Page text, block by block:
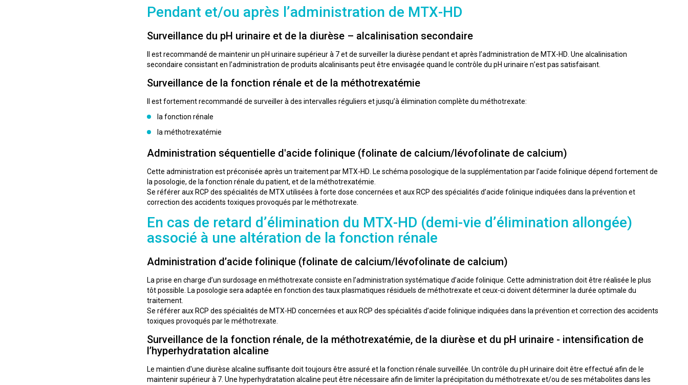
Pendant et/ou après l’administration de MTX-HD
Surveillance du pH urinaire et de la diurèse – alcalinisation secondaire
Il est recommandé de maintenir un pH urinaire supérieur à 7 et de surveiller la diurèse pendant et après l’administration de MTX-HD. Une alcalinisation
secondaire consistant en l’administration de produits alcalinisants peut être envisagée quand le contrôle du pH urinaire n’est pas satisfaisant.
Surveillance de la fonction rénale et de la méthotrexatémie
Il est fortement recommandé de surveiller à des intervalles réguliers et jusqu’à élimination complète du méthotrexate:
la fonction rénale
la méthotrexatémie
Administration séquentielle d'acide folinique (folinate de calcium/lévofolinate de calcium)
Cette administration est préconisée après un traitement par MTX-HD. Le schéma posologique de la supplémentation par l’acide folinique dépend fortement de
la posologie, de la fonction rénale du patient, et de la méthotrexatémie.
Se référer aux RCP des spécialités de MTX utilisées à forte dose concernées et aux RCP des spécialités d’acide folinique indiquées dans la prévention et
correction des accidents toxiques provoqués par le méthotrexate.
En cas de retard d’élimination du MTX-HD (demi-vie d’élimination allongée)
associé à une altération de la fonction rénale
Administration d’acide folinique (folinate de calcium/lévofolinate de calcium)
La prise en charge d’un surdosage en méthotrexate consiste en l’administration systématique d’acide folinique. Cette administration doit être réalisée le plus
tôt possible. La posologie sera adaptée en fonction des taux plasmatiques résiduels de méthotrexate et ceux-ci doivent déterminer la durée optimale du
traitement.
Se référer aux RCP des spécialités de MTX-HD concernées et aux RCP des spécialités d’acide folinique indiquées dans la prévention et correction des accidents
toxiques provoqués par le méthotrexate.
Surveillance de la fonction rénale, de la méthotrexatémie, de la diurèse et du pH urinaire - intensification de
l’hyperhydratation alcaline
Le maintien d'une diurèse alcaline suffisante doit toujours être assuré et la fonction rénale surveillée. Un contrôle du pH urinaire doit être effectué afin de le
maintenir supérieur à 7. Une hyperhydratation alcaline peut être nécessaire afin de limiter la précipitation du méthotrexate et/ou de ses métabolites dans les